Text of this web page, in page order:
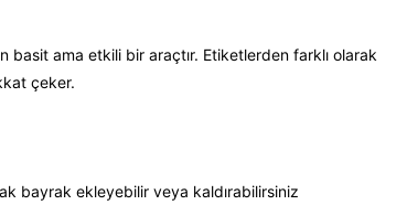
basit ama etkili bir araçtır. Etiketlerden farklı olarak
çeker.
bayrak ekleyebilir veya kaldırabilirsiniz